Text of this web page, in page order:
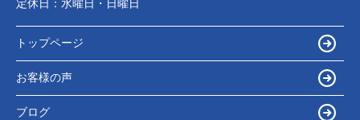
定休日： 水曜日・日曜日
トップページ
お客様の声
ブログ